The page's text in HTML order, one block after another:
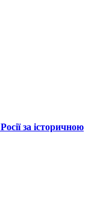
за історичною